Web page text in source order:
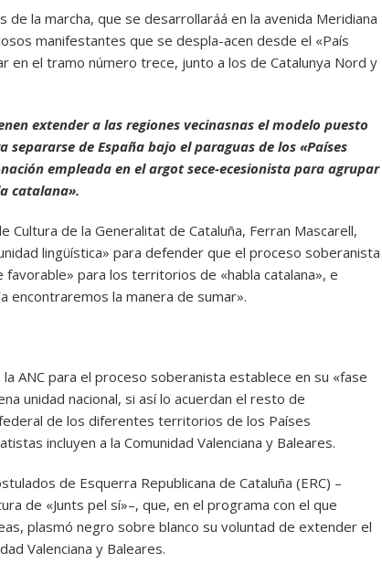
la marcha, que se desarrollaráá en la avenida Meridiana
manifestantes que se despla-acen desde el «País
en el tramo número trece, junto a los de Catalunya Nord y
extender a las regiones vecinasnas el modelo puesto
separarse de España bajo el paraguas de los «Países
empleada en el argot sece-ecesionista para agrupar
catalana».
Cultura de la Generalitat de Cataluña, Ferran Mascarell,
lingüística» para defender que el proceso soberanista
para los territorios de «habla catalana», e
encontraremos la manera de sumar».
ANC para el proceso soberanista establece en su «fase
unidad nacional, si así lo acuerdan el resto de
de los diferentes territorios de los Países
incluyen a la Comunidad Valenciana y Baleares.
de Esquerra Republicana de Cataluña (ERC) –
de «Junts pel sí»–, que, en el programa con el que
plasmó negro sobre blanco su voluntad de extender el
Valenciana y Baleares.